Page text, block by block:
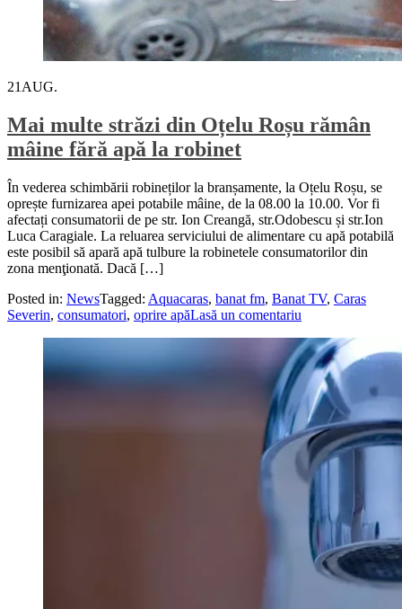
21 AUG.
Mai multe străzi din Oțelu Roșu rămân
mâine fără apă la robinet
În vederea schimbării robineților la branșamente, la Oțelu Roșu, se
oprește furnizarea apei potabile mâine, de la 08.00 la 10.00. Vor fi
afectați consumatorii de pe str. Ion Creangă, str.Odobescu și str.Ion
Luca Caragiale. La reluarea serviciului de alimentare cu apă potabilă
este posibil să apară apă tulbure la robinetele consumatorilor din
zona menţionată. Dacă […]
Posted in: NewsTagged: Aquacaras, banat fm, Banat TV, Caras
Severin, consumatori, oprire apăLasă un comentariu